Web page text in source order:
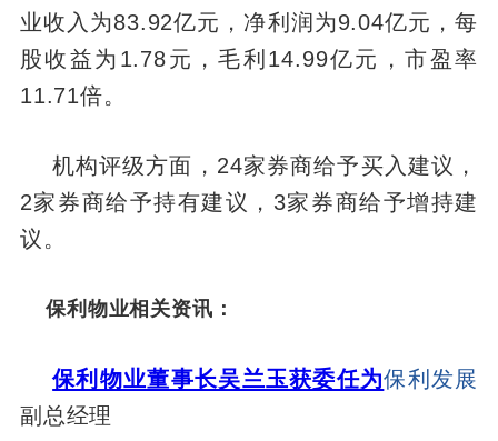
业收入为83.92亿元，净利润为9.04亿元，每
股收益为1.78元，毛利14.99亿元，市盈率
11.71倍。
机构评级方面，24家券商给予买入建议，
2家券商给予持有建议，3家券商给予增持建
议。
保利物业相关资讯：
保利物业董事长吴兰玉获委任为保利发展
副总经理